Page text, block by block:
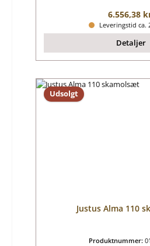
Almindelig
6.556,38
Leveringstid ca.
Detaljer
Udsolgt
Justus Alma 110
Produktnummer: